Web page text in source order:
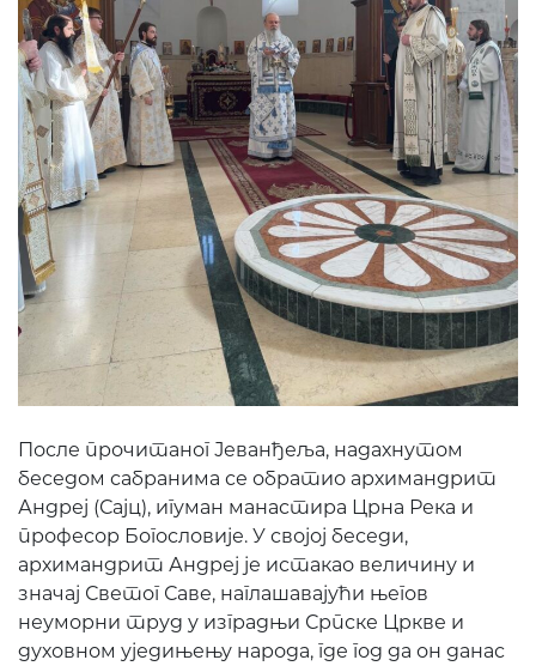
После прочитаног Јеванђеља, надахнутом
беседом сабранима се обратио архимандрит
Андреј (Сајц), игуман манастира Црна Река и
професор Богословије. У својој беседи,
архимандрит Андреј је истакао величину и
значај Светог Саве, наглашавајући његов
неуморни труд у изградњи Српске Цркве и
духовном уједињењу народа, где год да он данас